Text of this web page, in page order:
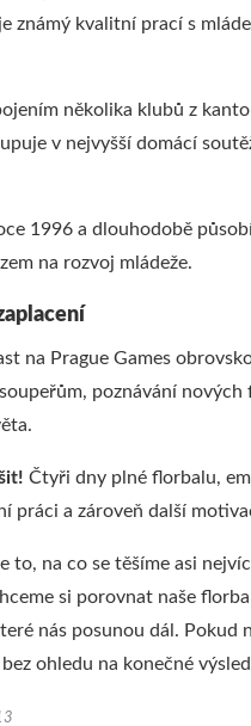
známý kvalitní prací s
několika klubů z
v nejvyšší domácí
1996 a dlouhodobě
na rozvoj mládeže.
na Prague Games
poznávání
Čtyři dny plné florbalu,
práci a zároveň další
to, na co se těšíme asi
si porovnat naše
nás posunou dál.
ohledu na konečné